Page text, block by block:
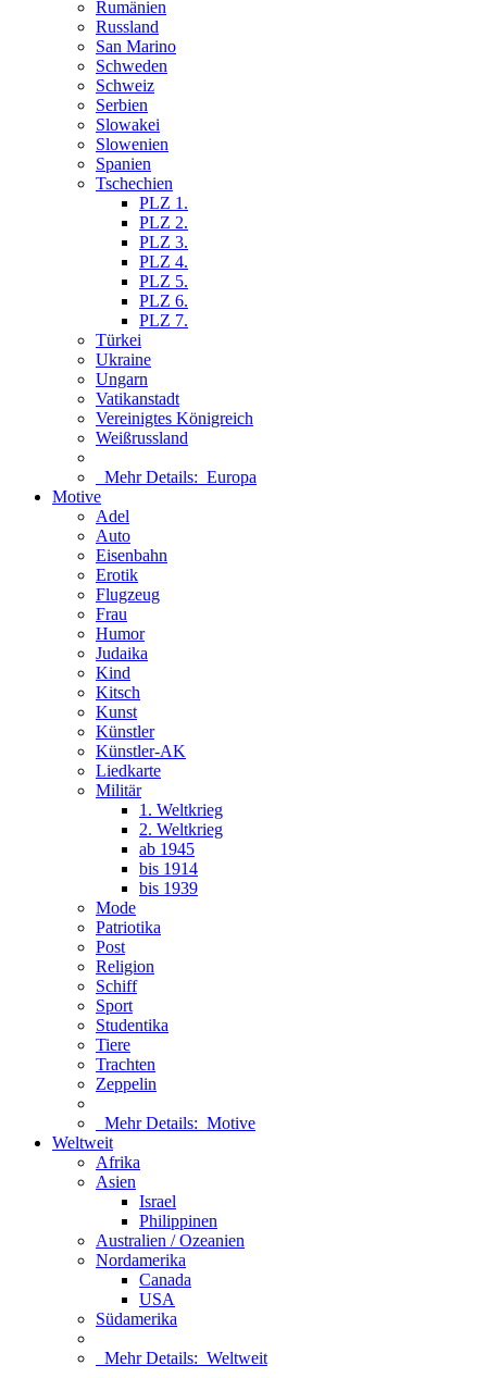
Rumänien
Russland
San Marino
Schweden
Schweiz
Serbien
Slowakei
Slowenien
Spanien
Tschechien
PLZ 1.
PLZ 2.
PLZ 3.
PLZ 4.
PLZ 5.
PLZ 6.
PLZ 7.
Türkei
Ukraine
Ungarn
Vatikanstadt
Vereinigtes Königreich
Weißrussland
Mehr Details: Europa
Motive
Adel
Auto
Eisenbahn
Erotik
Flugzeug
Frau
Humor
Judaika
Kind
Kitsch
Kunst
Künstler
Künstler-AK
Liedkarte
Militär
1. Weltkrieg
2. Weltkrieg
ab 1945
bis 1914
bis 1939
Mode
Patriotika
Post
Religion
Schiff
Sport
Studentika
Tiere
Trachten
Zeppelin
Mehr Details: Motive
Weltweit
Afrika
Asien
Israel
Philippinen
Australien / Ozeanien
Nordamerika
Canada
USA
Südamerika
Mehr Details: Weltweit